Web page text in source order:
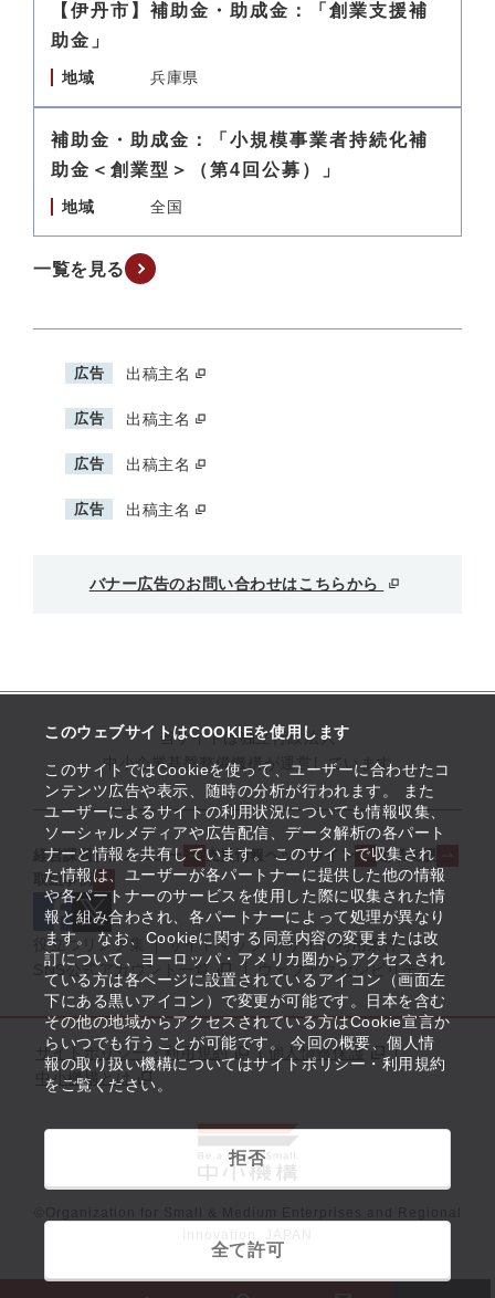
このウェブサイトはCOOKIEを使用します
このサイトではCookieを使って、ユーザーに合わせたコ
ンテンツ広告や表示、随時の分析が行われます。 また
ユーザーによるサイトの利用状況についても情報収集、
ソーシャルメディアや広告配信、データ解析の各パート
ナーと情報を共有しています。 このサイトで収集され
た情報は、ユーザーが各パートナーに提供した他の情報
や各パートナーのサービスを使用した際に収集された情
報と組み合わされ、各パートナーによって処理が異なり
ます。 なお、Cookieに関する同意内容の変更または改
訂について、ヨーロッパ・アメリカ圏からアクセスされ
ている方は各ページに設置されているアイコン（画面左
下にある黒いアイコン）で変更が可能です。日本を含む
その他の地域からアクセスされている方はCookie宣言か
らいつでも行うことが可能です。 今回の概要、個人情
報の取り扱い機構についてはサイトポリシー・利用規約
をご覧ください。
拒否
全て許可
【伊丹市】補助金・助成金：「創業支援補
助金」
地域 兵庫県
補助金・助成金：「小規模事業者持続化補
助金＜創業型＞（第4回公募）」
地域 全国
一覧を見る
広告 出稿主名
広告 出稿主名
広告 出稿主名
広告 出稿主名
バナー広告のお問い合わせはこちらから
当サイトは独立行政法人
中小企業基盤整備機構が運営しています
経営課題解決メニュー 支援情報ヘッドライン
起業支援
取組事例
役立つリンク集 サイトマップ
サイト利用条件
SNS公式アカウント一覧
ウェブアクセシビリティ
サイトポリシー・利用規約
個人情報保護
中小機構とは